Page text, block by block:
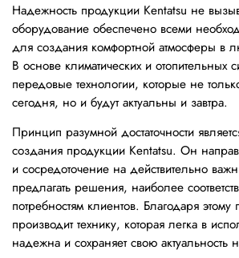
Надежность продукции Kentatsu не
оборудование обеспечено всеми
для создания комфортной атмосферы в
В основе климатических и отопительных
передовые технологии, которые не
сегодня, но и будут актуальны и завтра.
Принцип разумной достаточности
создания продукции Kentatsu. Он
и сосредоточение на действительно
предлагать решения, наиболее
потребностям клиентов. Благодаря этому
производит технику, которая легка в
надежна и сохраняет свою актуальность